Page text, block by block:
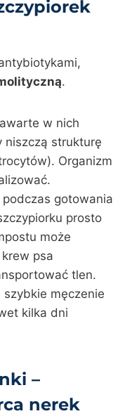
.
w nich
niszczą strukturę
Organizm
gotowania
prosto
może
psa
tlen.
szybkie męczenie
kilka dni
–
nerek